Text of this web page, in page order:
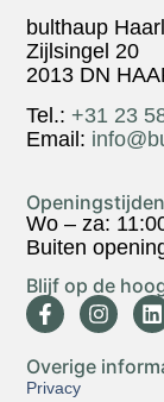
bulthaup
Zijlsingel 20
2013 DN
Tel.: +31 23
Email:
Openingstijden
Wo – za:
Buiten
Blijf op de
Overige
Privacy